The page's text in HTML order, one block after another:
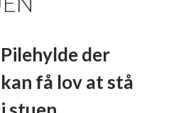
Pilehylde der
kan få lov at stå